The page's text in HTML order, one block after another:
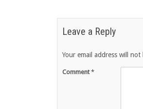
Leave a Reply
Your email address will
Comment*